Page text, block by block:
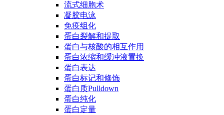
流式细胞术
凝胶电泳
免疫组化
蛋白裂解和提取
蛋白与核酸的相互作用
蛋白浓缩和缓冲液置换
蛋白表达
蛋白标记和修饰
蛋白质Pulldown
蛋白纯化
蛋白定量